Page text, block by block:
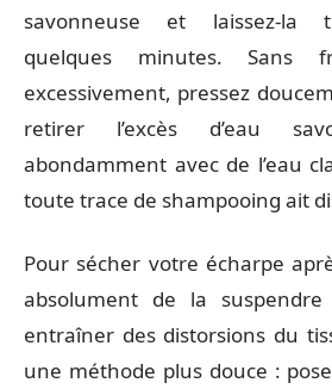
savonneuse et laissez-la
quelques minutes. Sans
excessivement, pressez
retirer l’excès d’eau
abondamment avec de l’eau
toute trace de shampooing ait
Pour sécher votre écharpe
absolument de la
entraîner des distorsions du
une méthode plus douce :